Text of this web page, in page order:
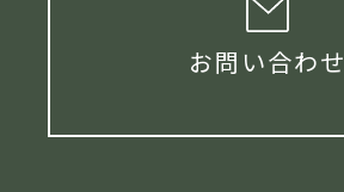
お問い合わせ